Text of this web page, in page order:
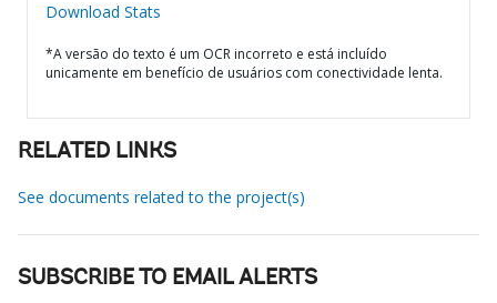
Download Stats
*A versão do texto é um OCR incorreto e está incluído
unicamente em benefício de usuários com conectividade lenta.
RELATED LINKS
See documents related to the project(s)
SUBSCRIBE TO EMAIL ALERTS